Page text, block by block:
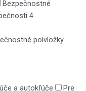
Bezpečnostné
4
polvložky
a autokľúče Pre